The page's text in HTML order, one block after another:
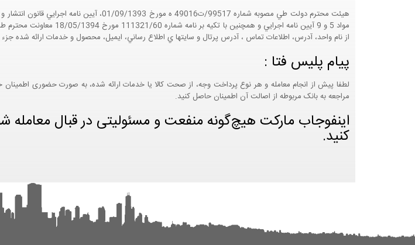
مواد 5 و 9 آيين نامه
از نام واحد، آدرس، اطلاعات تماس ، آدرس پرتال و سايتها ي اطلاع رساني، ايميل، محصول و خدمات ارائه شده جزء
پیام پلیس فتا :
لطفا پیش از انجام معامله و هر نوع پرداخت وجه، از صحت کالا یا خدمات ارائه شده، به صورت حضوری
مراجعه به بانک مربوطه از اصالت آن اطمینان حاصل کنید.
اینفوجاب مارکت هیچ‌گونه منفعت و مسئولیتی در قبال معامله
کنید.